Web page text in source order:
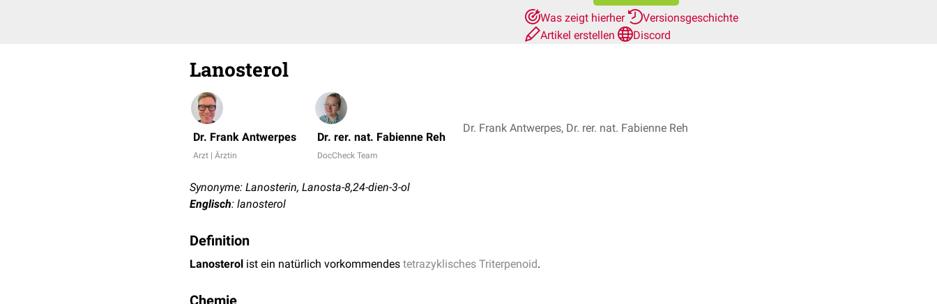
Was zeigt hierher
Versionsgeschichte
Artikel erstellen
Discord
Lanosterol
Dr. Frank Antwerpes
Arzt | Ärztin
Dr. rer. nat. Fabienne Reh
DocCheck Team
Dr. Frank Antwerpes, Dr. rer. nat. Fabienne Reh
Synonyme: Lanosterin, Lanosta-8,24-dien-3-ol
Englisch: lanosterol
Definition
Lanosterol ist ein natürlich vorkommendes tetrazyklisches Triterpenoid.
Chemie